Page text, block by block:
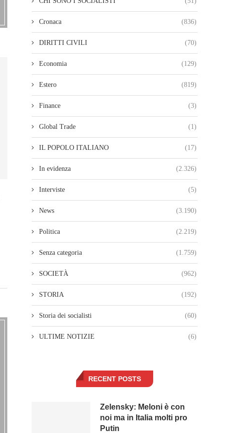
Cronaca (836)
DIRITTI CIVILI (70)
Economia (129)
Estero (819)
Finance (3)
Global Trade (1)
IL POPOLO ITALIANO (17)
In evidenza (2.326)
Interviste (5)
News (3.190)
Politica (2.219)
Senza categoria (1.759)
SOCIETÀ (962)
STORIA (192)
Storia dei socialisti (60)
ULTIME NOTIZIE (6)
RECENT POSTS
Zelensky: Meloni è con
noi ma in Italia molti pro
Putin